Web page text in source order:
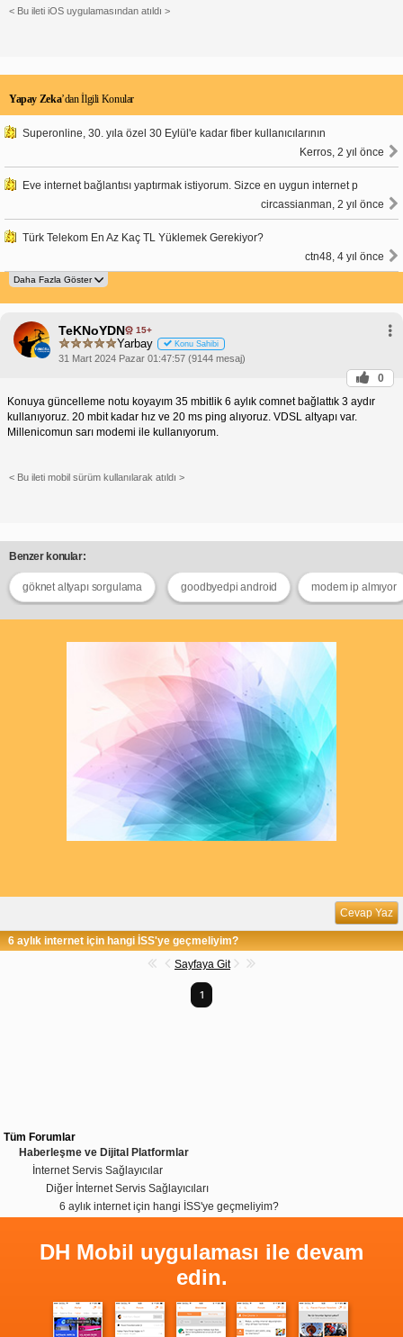
< Bu ileti iOS uygulamasından atıldı >
Yapay Zeka’dan İlgili Konular
Superonline, 30. yıla özel 30 Eylül'e kadar fiber kullanıcılarının
Kerros, 2 yıl önce
Eve internet bağlantısı yaptırmak istiyorum. Sizce en uygun internet p
circassianman, 2 yıl önce
Türk Telekom En Az Kaç TL Yüklemek Gerekiyor?
ctn48, 4 yıl önce
TeKNoYDN 15+
Yarbay Konu Sahibi
31 Mart 2024 Pazar 01:47:57 (9144 mesaj)
0
Konuya güncelleme notu koyayım 35 mbitlik 6 aylık comnet bağlattık 3 aydır
kullanıyoruz. 20 mbit kadar hız ve 20 ms ping alıyoruz. VDSL altyapı var.
Millenicomun sarı modemi ile kullanıyorum.
< Bu ileti mobil sürüm kullanılarak atıldı >
Benzer konular:
göknet altyapı sorgulama goodbyedpi android modem ip almıyor
Cevap Yaz
6 aylık internet için hangi İSS'ye geçmeliyim?
Sayfaya Git
1
Tüm Forumlar
Haberleşme ve Dijital Platformlar
İnternet Servis Sağlayıcılar
Diğer İnternet Servis Sağlayıcıları
6 aylık internet için hangi İSS'ye geçmeliyim?
DH Mobil uygulaması ile devam
edin.